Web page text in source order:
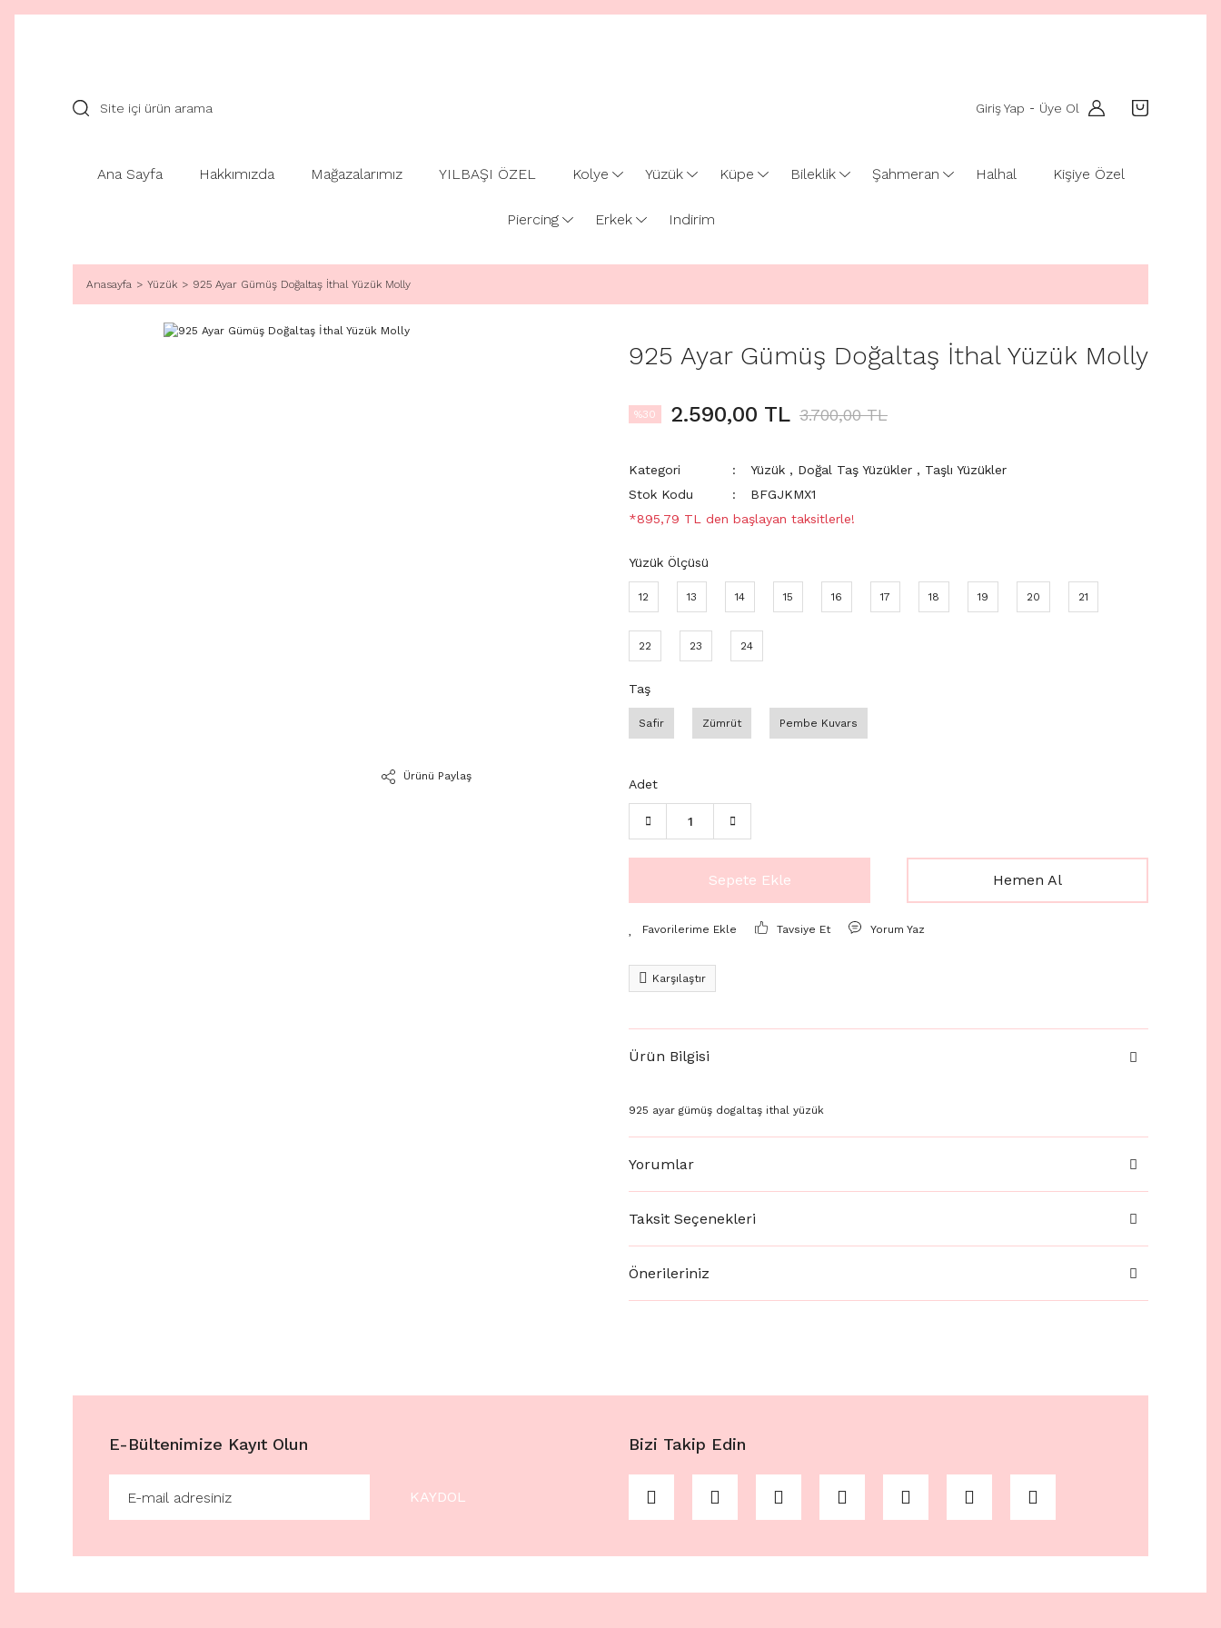
Giriş Yap - Üye Ol
Ana Sayfa Hakkımızda Mağazalarımız YILBAŞI ÖZEL Kolye Yüzük Küpe Bileklik Şahmeran Halhal Kişiye Özel
Piercing Erkek Indirim
Anasayfa Yüzük 925 Ayar Gümüş Doğaltaş İthal Yüzük Molly
Ürünü Paylaş
925 Ayar Gümüş Doğaltaş İthal Yüzük Molly
%30 2.590,00 TL 3.700,00 TL
Kategori Yüzük , Doğal Taş Yüzükler , Taşlı Yüzükler
Stok Kodu
BFGJKMX1
*895,79 TL den başlayan taksitlerle!
Yüzük Ölçüsü
12 13 14 15 16 17 18 19 20 21
22 23 24
Taş
Safir Zümrüt Pembe Kuvars
Adet
Sepete Ekle Hemen Al
Tavsiye Et Yorum Yaz
Karşılaştır
Ürün Bilgisi
925 ayar gümüş dogaltaş ithal yüzük
Yorumlar
Taksit Seçenekleri
Önerileriniz
E-Bültenimize Kayıt Olun
KAYDOL
Bizi Takip Edin